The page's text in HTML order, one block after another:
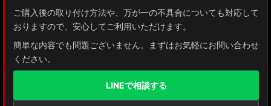
ご購入後の取り付け方法や、万が一の不具合についても対応して
おりますので、安心してご利用いただけます。
簡単な内容でも問題ございません。まずはお気軽にお問い合わせ
ください。
LINEで相談する